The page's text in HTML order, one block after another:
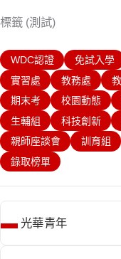
標籤 (測試)
WDC認證 免試入學
實習處
教務處
期末考
校園動態
生輔組
科技創新
親師座談會
訓育組
錄取榜單
光華青年